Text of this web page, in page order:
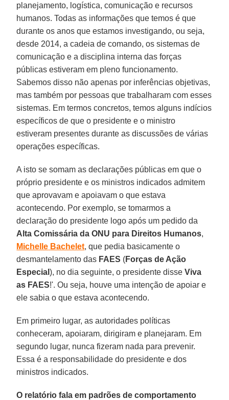
planejamento, logística, comunicação e recursos
humanos. Todas as informações que temos é que
durante os anos que estamos investigando, ou seja,
desde 2014, a cadeia de comando, os sistemas de
comunicação e a disciplina interna das forças
públicas estiveram em pleno funcionamento.
Sabemos disso não apenas por inferências objetivas,
mas também por pessoas que trabalharam com esses
sistemas. Em termos concretos, temos alguns indícios
específicos de que o presidente e o ministro
estiveram presentes durante as discussões de várias
operações específicas.
A isto se somam as declarações públicas em que o
próprio presidente e os ministros indicados admitem
que aprovavam e apoiavam o que estava
acontecendo. Por exemplo, se tomarmos a
declaração do presidente logo após um pedido da
Alta Comissária da ONU para Direitos Humanos,
Michelle Bachelet, que pedia basicamente o
desmantelamento das FAES (Forças de Ação
Especial), no dia seguinte, o presidente disseViva
as FAES!'. Ou seja, houve uma intenção de apoiar e
ele sabia o que estava acontecendo.
Em primeiro lugar, as autoridades políticas
conheceram, apoiaram, dirigiram e planejaram. Em
segundo lugar, nunca fizeram nada para prevenir.
Essa é a responsabilidade do presidente e dos
ministros indicados.
O relatório fala em padrões de comportamento